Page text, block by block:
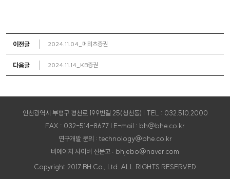
이전글 2024.11.04_메리츠증권
다음글 2024.11.14_KB증권
인천광역시 부평구 평천로 199번길 25(청천동) | TEL : 032.510.2000
FAX : 032-514-8677 | E-mail : bh@bhe.co.kr
연구개발 문의 : technology@bhe.co.kr
비에이치 사이버 신문고 : bhjebo@naver.com
Copyright 2017 BH Co., Ltd. ALL RIGHTS RESERVED